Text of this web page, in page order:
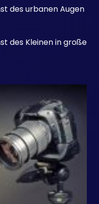
des urbanen Augen
des Kleinen in große